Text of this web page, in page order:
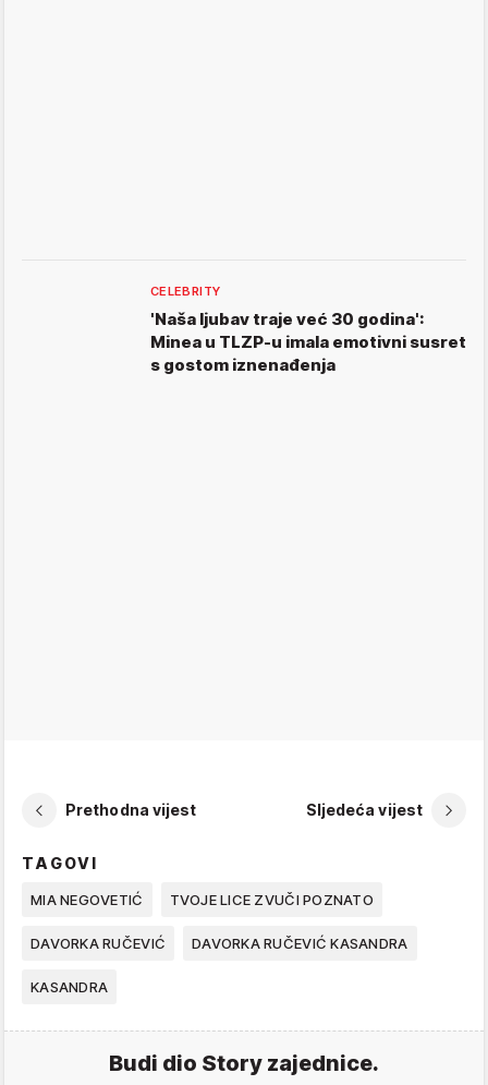
CELEBRITY
'Naša ljubav traje već 30 godina':
Minea u TLZP-u imala emotivni susret
s gostom iznenađenja
Prethodna vijest Sljedeća vijest
TAGOVI
MIA NEGOVETIĆ TVOJE LICE ZVUČI POZNATO
DAVORKA RUČEVIĆ DAVORKA RUČEVIĆ KASANDRA
KASANDRA
Budi dio Story zajednice.